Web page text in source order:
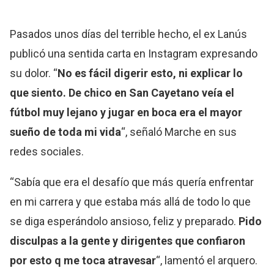
Pasados unos días del terrible hecho, el ex Lanús
publicó una sentida carta en Instagram expresando
su dolor. “No es fácil digerir esto, ni explicar lo
que siento. De chico en San Cayetano veía el
fútbol muy lejano y jugar en boca era el mayor
sueño de toda mi vida“, señaló Marche en sus
redes sociales.
“Sabía que era el desafío que más quería enfrentar
en mi carrera y que estaba más allá de todo lo que
se diga esperándolo ansioso, feliz y preparado. Pido
disculpas a la gente y dirigentes que confiaron
por esto q me toca atravesar“, lamentó el arquero.